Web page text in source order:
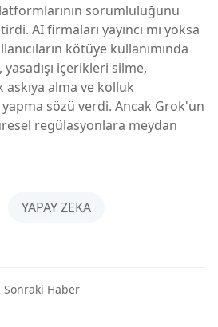
sorumluluğunu
AI firmaları yayıncı mı yoksa
kötüye kullanımında
içerikleri silme,
askıya alma ve kolluk
sözü verdi. Ancak Grok'un
regülasyonlara meydan
YAPAY ZEKA
Sonraki Haber